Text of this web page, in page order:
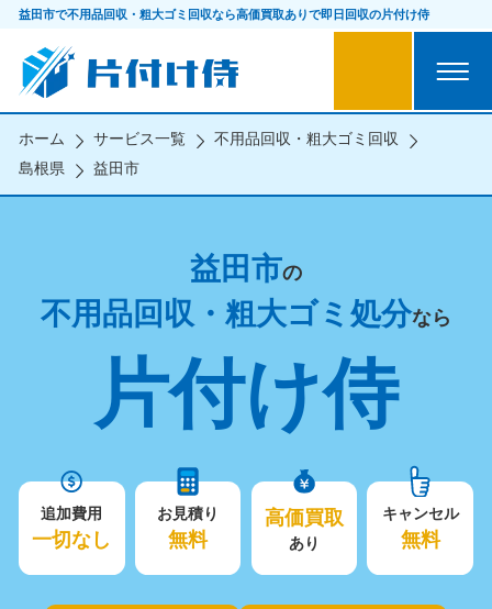
益田市で不用品回収・粗大ゴミ回収なら高価買取ありで即日回収の片付け侍
ホーム サービス一覧
不用品回収・粗大ゴミ回収
島根県
益田市
益田市の
不用品回収・粗大ゴミ処分なら
片付け侍
追加費用
一切なし
お見積り
無料
高価買取
あり
キャンセル
無料